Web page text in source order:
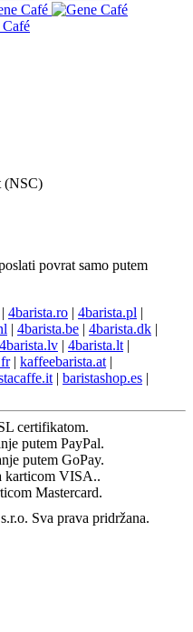
(NSC)
povrat samo putem
| 4barista.ro | 4barista.pl |
| 4barista.be | 4barista.dk |
4barista.lv | 4barista.lt |
| kaffeebarista.at |
| baristashop.es |
Sva prava pridržana.